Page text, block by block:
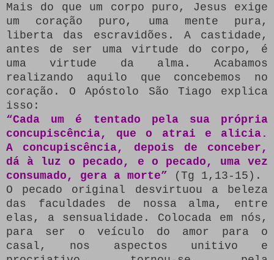
Mais do que um corpo puro, Jesus exige
um coração puro, uma mente pura,
liberta das escravidões. A castidade,
antes de ser uma virtude do corpo, é
uma virtude da alma. Acabamos
realizando aquilo que concebemos no
coração. O Apóstolo São Tiago explica
isso:
“Cada um é tentado pela sua própria
concupiscência, que o atrai e alicia.
A concupiscência, depois de conceber,
dá à luz o pecado, e o pecado, uma vez
consumado, gera a morte” (Tg 1,13-15).
O pecado original desvirtuou a beleza
das faculdades de nossa alma, entre
elas, a sensualidade. Colocada em nós,
para ser o veículo do amor para o
casal, nos aspectos unitivo e